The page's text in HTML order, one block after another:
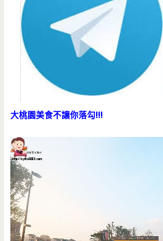
大桃園美食不讓你落勾!!!